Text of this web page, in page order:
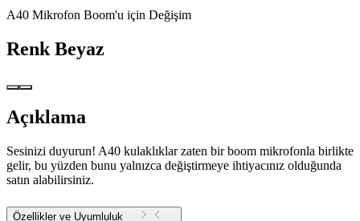
A40 Mikrofon Boom'u için Değişim
Renk Beyaz
Açıklama
Sesinizi duyurun! A40 kulaklıklar zaten bir boom mikrofonla birlikte
gelir, bu yüzden bunu yalnızca değiştirmeye ihtiyacınız olduğunda
satın alabilirsiniz.
Özellikler ve Uyumluluk